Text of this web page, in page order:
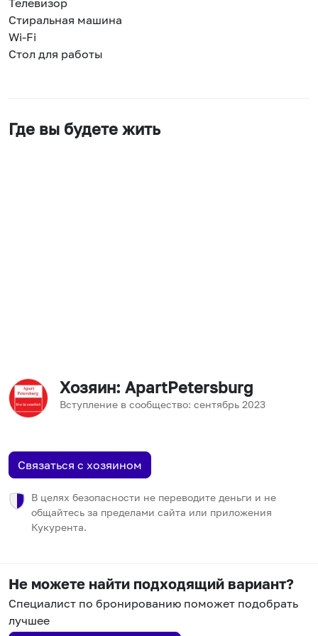
Телевизор
Стиральная машина
Wi-Fi
Стол для работы
Где вы будете жить
Хозяин: ApartPetersburg
Вступление в сообщество: сентябрь 2023
Связаться с хозяином
В целях безопасности не переводите деньги и не
общайтесь за пределами сайта или приложения
Кукурента.
Не можете найти подходящий вариант?
Специалист по бронированию поможет подобрать
лучшее